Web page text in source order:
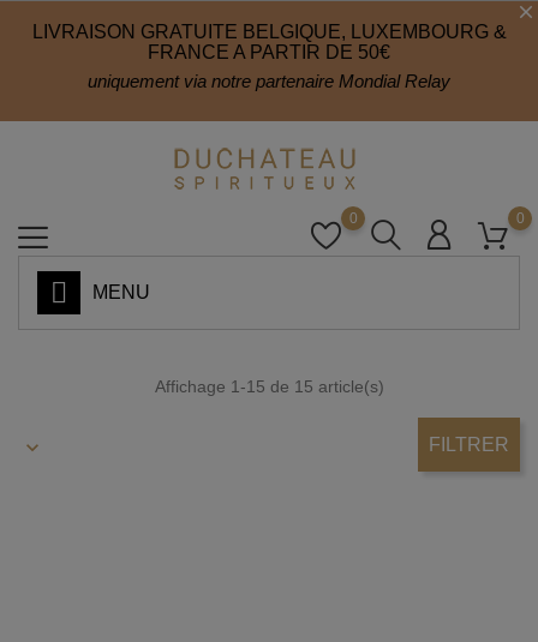
LIVRAISON GRATUITE BELGIQUE, LUXEMBOURG &
FRANCE A PARTIR DE 50€
uniquement via notre partenaire Mondial Relay
0
0
MENU
FILTRER
Affichage 1-15 de 15 article(s)